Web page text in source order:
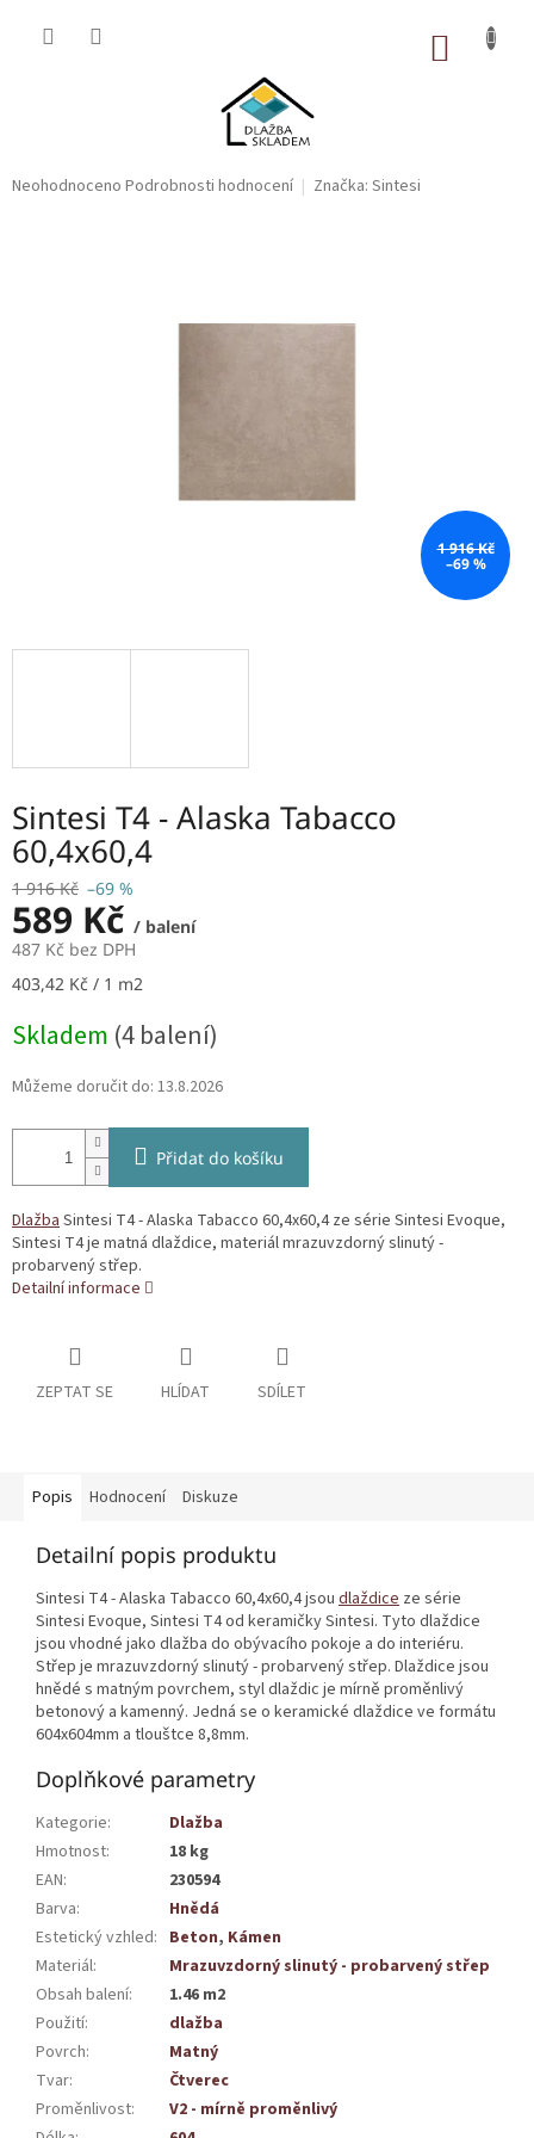
Průměrné
Neohodnoceno Podrobnosti hodnocení Značka: Sintesi
1 916 Kč
–69 %
Sintesi T4 - Alaska Tabacco
60,4x60,4
1 916 Kč –69 %
589 Kč / balení
487 Kč bez DPH
Měrná
403,42 Kč / 1 m2
Skladem (4 balení)
Můžeme doručit do: 13.8.2026
Přidat do košíku
DlažbaSintesi T4 - Alaska Tabacco 60,4x60,4 ze série Sintesi Evoque,
Sintesi T4 je matná dlaždice, materiál mrazuvzdorný slinutý -
probarvený střep.
Detailní informace
ZEPTAT SE HLÍDAT SDÍLET
Popis Hodnocení Diskuze
Detailní popis produktu
Sintesi T4 - Alaska Tabacco 60,4x60,4 jsou dlaždice ze série
Sintesi Evoque, Sintesi T4 od keramičky Sintesi. Tyto dlaždice
jsou vhodné jako dlažba do obývacího pokoje a do interiéru.
Střep je mrazuvzdorný slinutý - probarvený střep. Dlaždice jsou
hnědé s matným povrchem, styl dlaždic je mírně proměnlivý
betonový a kamenný. Jedná se o keramické dlaždice ve formátu
604x604mm a tlouštce 8,8mm.
Doplňkové parametry
Kategorie:
Dlažba
Hmotnost:
18 kg
EAN:
230594
Barva:
Hnědá
Estetický vzhled: Beton, Kámen
Materiál:
Mrazuvzdorný slinutý - probarvený střep
Obsah balení:
1.46 m2
Použití:
dlažba
Povrch:
Matný
Tvar:
Čtverec
Proměnlivost:
V2 - mírně proměnlivý